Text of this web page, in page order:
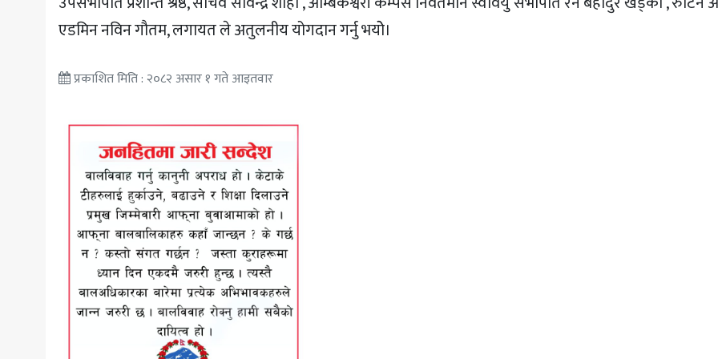
एडमिन नविन गौतम, लगायत ले अतुलनीय योगदान गर्नु भयोे।
प्रकाशित मिति : २०८२ असार १ गते आइतवार